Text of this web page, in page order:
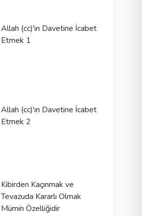
Allah (cc)'ın Davetine İcabet
Etmek 1
Allah (cc)'ın Davetine İcabet
Etmek 2
Kibirden Kaçınmak ve
Tevazuda Kararlı Olmak
Mümin Özelliğidir